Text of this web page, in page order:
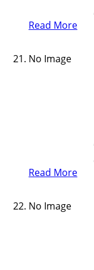
Read More
No Image
Read More
No Image